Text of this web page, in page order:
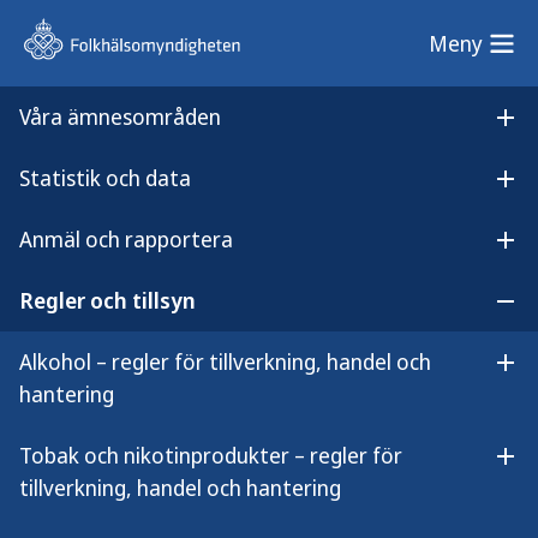
Meny
Våra ämnesområden
Statistik och data
Anmäl och rapportera
Regler och tillsyn
Alkohol – regler för tillverkning, handel och
hantering
Tobak och nikotinprodukter – regler för
tillverkning, handel och hantering
Meny
Sök på webbplatsen
Vägledning gällande
kommunens underrättelser till
Folkhälsomyndigheten
Ni som kommunala tillsynshandläggare
ska enligt 7 kap. 21 § lagen (2018:2088)